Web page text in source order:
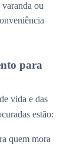
ou
para
vida e das
estão:
quem mora